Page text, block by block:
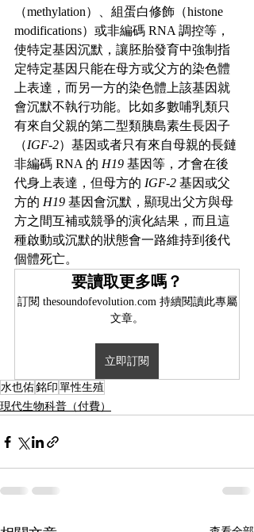
（methylation）、組蛋白修飾（histone
modifications）或非編碼 RNA 調控等，
使特定基因沉默，讓胚胎發育中強制指
定特定基因只能在母方或父方的染色體
上表達，而另一方的染色體上該基因就
會沉默不執行功能。比如多數哺乳類只
有來自父親的第二型類胰島素生長因子
（IGF-2）基因或者只有來自母親的長鏈
非編碼 RNA 的 H19 基因等，才會在後
代身上表達，但母方的 IGF-2 基因或父
方的 H19 基因會沉默，顯現出父方與母
方之間互補或競爭的演化結果，而且這
種啟動或沉默的狀態會一路維持到後代
個體死亡。
要讀取更多嗎？
訂閱 thesoundofevolution.com 持續閱讀此專屬
文章。
立即訂閱
水也佑銘印單性生殖
現代生物科普（付費）